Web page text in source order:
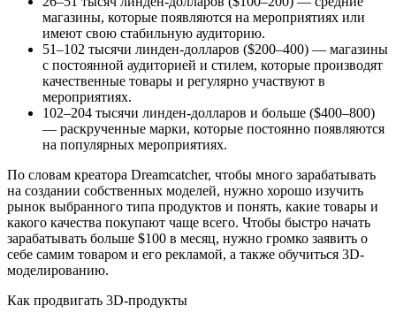
магазины, которые появляются на мероприятиях или
имеют свою стабильную аудиторию.
51–102 тысячи линден-долларов ($200–400) — магазины
с постоянной аудиторией и стилем, которые производят
качественные товары и регулярно участвуют в
мероприятиях.
102–204 тысячи линден-долларов и больше ($400–800)
— раскрученные марки, которые постоянно появляются
на популярных мероприятиях.
По словам креатора Dreamcatcher, чтобы много зарабатывать
на создании собственных моделей, нужно хорошо изучить
рынок выбранного типа продуктов и понять, какие товары и
какого качества покупают чаще всего. Чтобы быстро начать
зарабатывать больше $100 в месяц, нужно громко заявить о
себе самим товаром и его рекламой, а также обучиться 3D-
моделированию.
Как продвигать 3D-продукты